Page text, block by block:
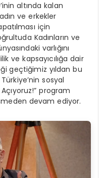
altında kalan
ve erkekler
için
Kadınların ve
varlığını
ve kapsayıcılığa dair
geçtiğimiz yıldan bu
sosyal
program
devam ediyor.